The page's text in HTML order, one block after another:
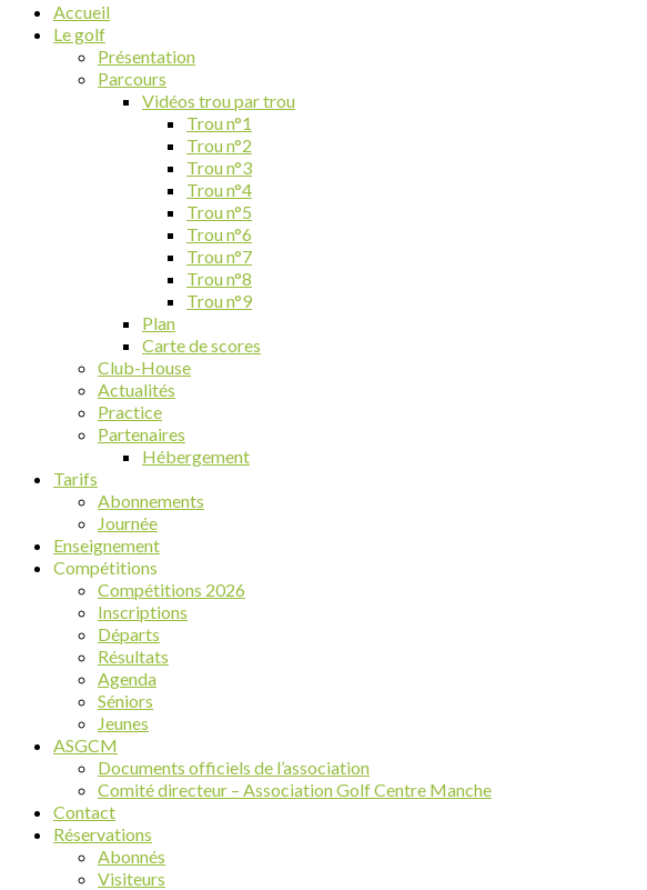
Accueil
Le golf
Présentation
Parcours
Vidéos trou par trou
Trou n°1
Trou n°2
Trou n°3
Trou n°4
Trou n°5
Trou n°6
Trou n°7
Trou n°8
Trou n°9
Plan
Carte de scores
Club-House
Actualités
Practice
Partenaires
Hébergement
Tarifs
Abonnements
Journée
Enseignement
Compétitions
Compétitions 2026
Inscriptions
Départs
Résultats
Agenda
Séniors
Jeunes
ASGCM
Documents officiels de l’association
Comité directeur – Association Golf Centre Manche
Contact
Réservations
Abonnés
Visiteurs